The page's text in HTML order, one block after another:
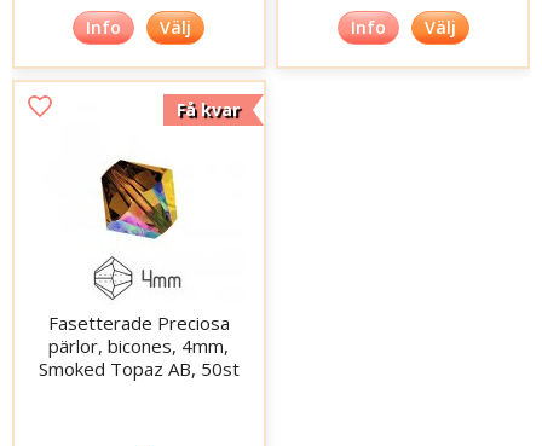
Info Välj Info Välj
Få kvar
Fasetterade Preciosa
pärlor, bicones, 4mm,
Smoked Topaz AB, 50st